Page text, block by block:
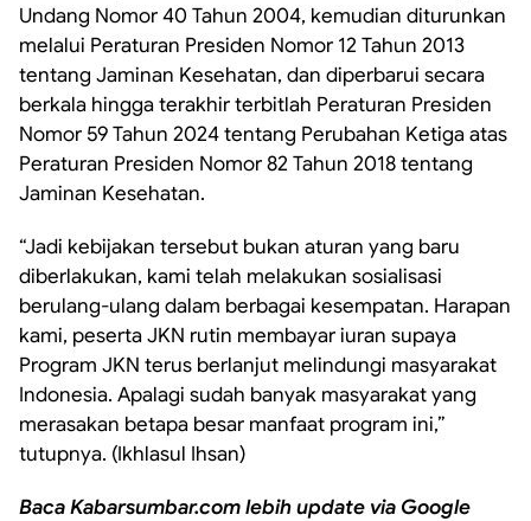
Undang Nomor 40 Tahun 2004, kemudian diturunkan
melalui Peraturan Presiden Nomor 12 Tahun 2013
tentang Jaminan Kesehatan, dan diperbarui secara
berkala hingga terakhir terbitlah Peraturan Presiden
Nomor 59 Tahun 2024 tentang Perubahan Ketiga atas
Peraturan Presiden Nomor 82 Tahun 2018 tentang
Jaminan Kesehatan.
“Jadi kebijakan tersebut bukan aturan yang baru
diberlakukan, kami telah melakukan sosialisasi
berulang-ulang dalam berbagai kesempatan. Harapan
kami, peserta JKN rutin membayar iuran supaya
Program JKN terus berlanjut melindungi masyarakat
Indonesia. Apalagi sudah banyak masyarakat yang
merasakan betapa besar manfaat program ini,”
tutupnya. (Ikhlasul Ihsan)
Baca Kabarsumbar.com lebih update via Google